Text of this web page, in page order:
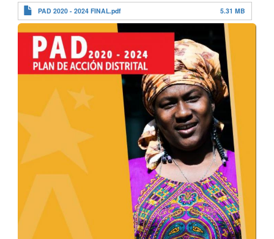
PAD 2020 - 2024 FINAL.pdf 5.31 MB